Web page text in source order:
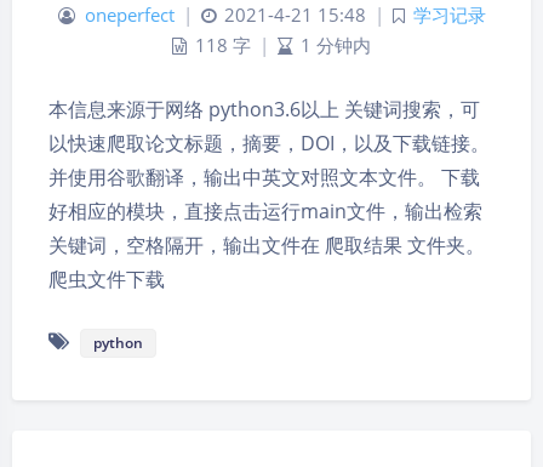
oneperfect | 2021-4-21 15:48 |
学习记录
118 字 | 1 分钟内
本信息来源于网络 python3.6以上 关键词搜索，可
以快速爬取论文标题，摘要，DOI，以及下载链接。
并使用谷歌翻译，输出中英文对照文本文件。 下载
好相应的模块，直接点击运行main文件，输出检索
关键词，空格隔开，输出文件在 爬取结果 文件夹。
爬虫文件下载
python